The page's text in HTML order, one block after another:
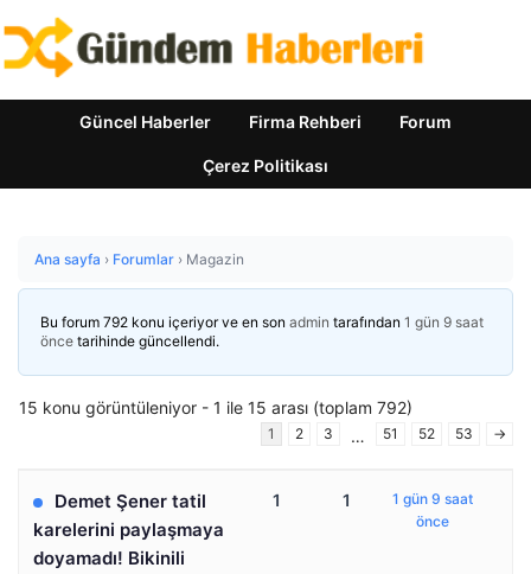
Güncel Haberler Firma Rehberi Forum
Çerez Politikası
Ana sayfa › Forumlar › Magazin
Bu forum 792 konu içeriyor ve en son admin tarafından 1 gün 9 saat
önce tarihinde güncellendi.
15 konu görüntüleniyor - 1 ile 15 arası (toplam 792)
1 2 3 … 51 52 53 →
Demet Şener tatil
karelerini paylaşmaya
doyamadı! Bikinili
1 1
1 gün 9 saat
önce